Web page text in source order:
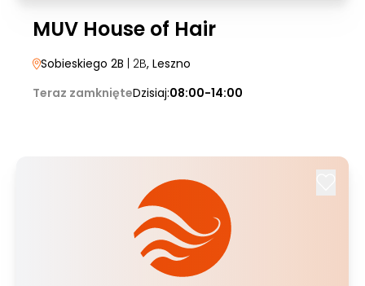
MUV House of Hair
Sobieskiego 2B | 2B, Leszno
Teraz zamknięteDzisiaj:08:00-14:00